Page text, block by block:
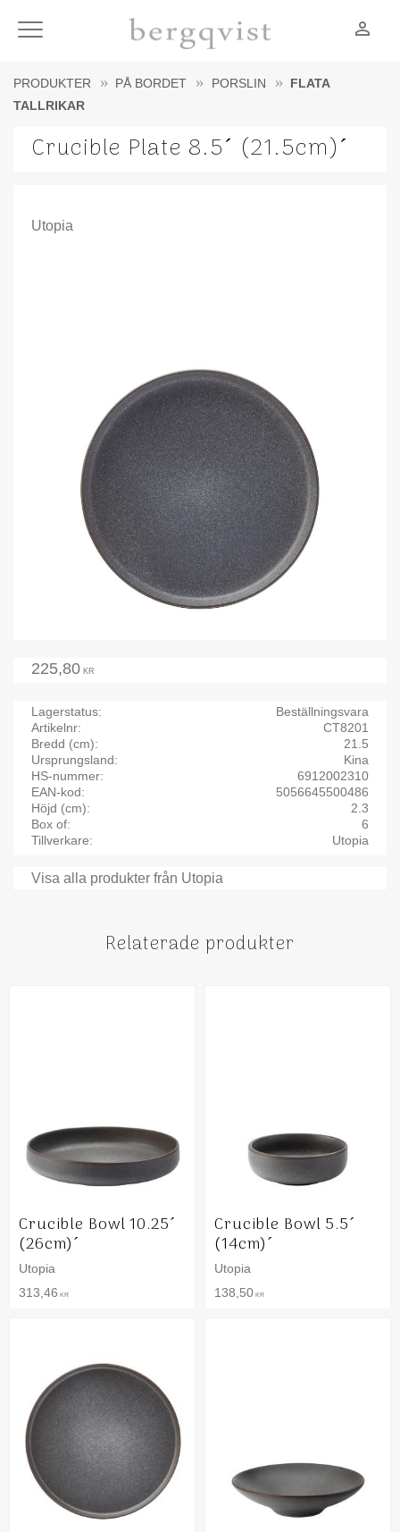
Meny person_outline
PRODUKTER PÅ BORDET PORSLIN
FLATA
TALLRIKAR
Crucible Plate 8.5´ (21.5cm)´
Utopia
225,80 KR
Lagerstatus
Beställningsvara
Artikelnr
CT8201
Bredd (cm)
21.5
Ursprungsland
Kina
HS-nummer
6912002310
EAN-kod
5056645500486
Höjd (cm)
2.3
Box of
6
Tillverkare
Utopia
Visa alla produkter från Utopia
Relaterade produkter
Crucible Bowl 10.25´
(26cm)´
Utopia
313,46 KR
Crucible Bowl 5.5´
(14cm)´
Utopia
138,50 KR